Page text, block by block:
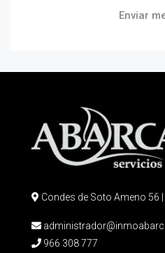
Enviar
Condes de Soto Ameno 56
966 308 777